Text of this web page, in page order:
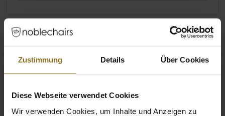
Zustimmung Details Über Cookies
Diese Webseite verwendet Cookies
Wir verwenden Cookies, um Inhalte und Anzeigen zu
Bewertungen